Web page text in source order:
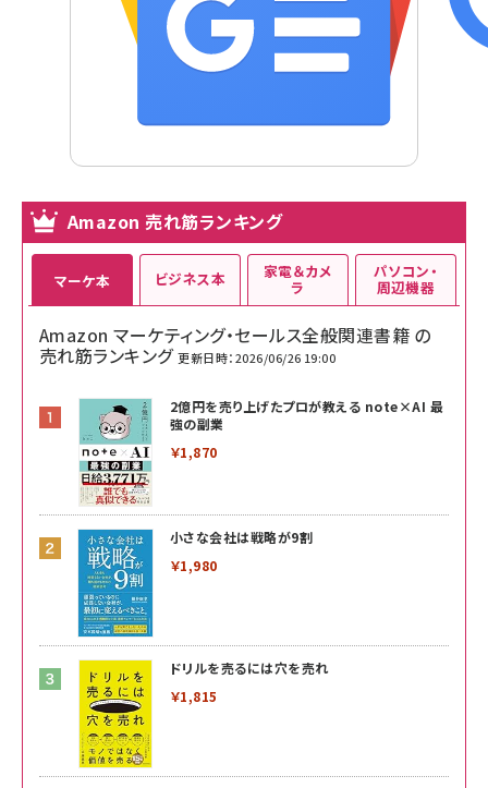
Amazon 売れ筋ランキング
マーケ本
Amazon マーケティング・セールス全般関連書籍 の
売れ筋ランキング 更新日時：2026/06/26 19:00
2億円を売り上げたプロが教える note×AI 最
強の副業
￥1,870
小さな会社は戦略が9割
￥1,980
ドリルを売るには穴を売れ
￥1,815
ビジネス本 家電＆カメ
ラ
パソコン・
周辺機器